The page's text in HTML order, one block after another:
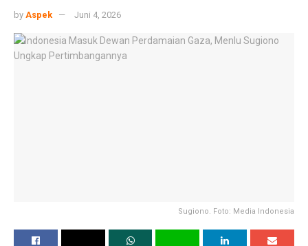
by Aspek Juni 4, 2026
Sugiono. Foto: Media Indonesia